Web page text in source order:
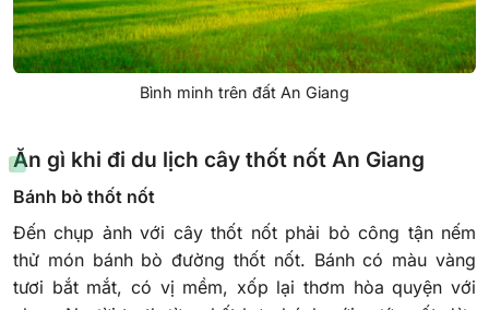
Bình minh trên đất An Giang
Ăn gì khi đi du lịch cây thốt nốt An Giang
Bánh bò thốt nốt
Đến chụp ảnh với cây thốt nốt phải bỏ công tận nếm
thử món bánh bò đường thốt nốt. Bánh có màu vàng
tươi bắt mắt, có vị mềm, xốp lại thơm hòa quyện với